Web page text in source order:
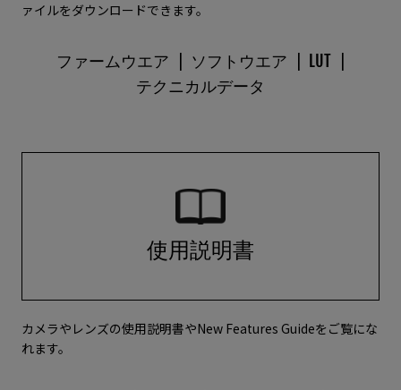
ァイルをダウンロードできます。
ファームウエア ソフトウエア
LUT
テクニカルデータ
使用説明書
カメラやレンズの使用説明書やNew Features Guideをご覧にな
れます。